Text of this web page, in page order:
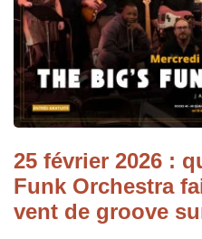
25 février 2026 :
Funk Orchestra
vent de groove